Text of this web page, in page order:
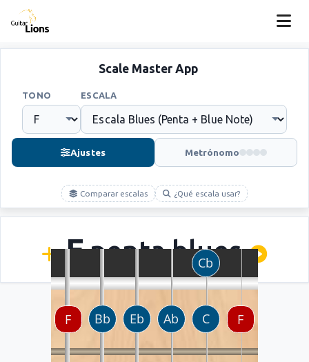
Scale Master App
TONO ESCALA
Ajustes Metrónomo
Comparar escalas ¿Qué escala usar?
Fpenta blues